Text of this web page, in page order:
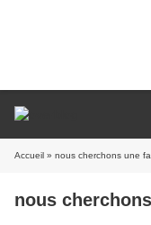
Accueil » nous cherchons une
nous